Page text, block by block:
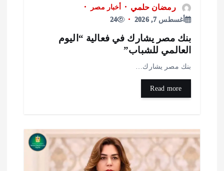
رمضان حلمي
أخبار مصر
أغسطس 7, 2026
24
مصر يشارك في فعالية “اليوم
للشباب”
مصر يشارك…